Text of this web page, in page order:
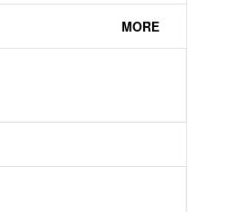
MORE